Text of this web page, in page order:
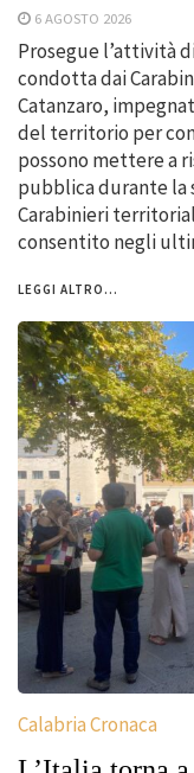
6 AGOSTO 2026
Prosegue l’attività
condotta dai
Catanzaro,
del territorio per
possono mettere a
pubblica durante la
Carabinieri
consentito negli
LEGGI ALTRO...
Calabria Cronaca